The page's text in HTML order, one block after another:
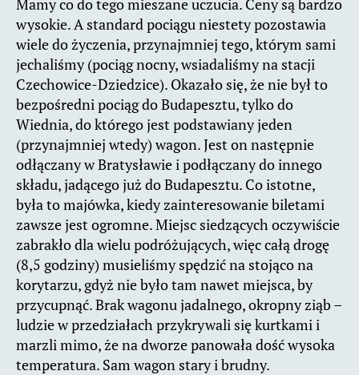
wysokie. A standard pociągu niestety pozostawia
wiele do życzenia, przynajmniej tego, którym sami
jechaliśmy (pociąg nocny, wsiadaliśmy na stacji
Czechowice-Dziedzice). Okazało się, że nie był to
bezpośredni pociąg do Budapesztu, tylko do
Wiednia, do którego jest podstawiany jeden
(przynajmniej wtedy) wagon. Jest on następnie
odłączany w Bratysławie i podłączany do innego
składu, jadącego już do Budapesztu. Co istotne,
była to majówka, kiedy zainteresowanie biletami
zawsze jest ogromne. Miejsc siedzących oczywiście
zabrakło dla wielu podróżujących, więc całą drogę
(8,5 godziny) musieliśmy spędzić na stojąco na
korytarzu, gdyż nie było tam nawet miejsca, by
przycupnąć. Brak wagonu jadalnego, okropny ziąb –
ludzie w przedziałach przykrywali się kurtkami i
marzli mimo, że na dworze panowała dość wysoka
temperatura. Sam wagon stary i brudny.